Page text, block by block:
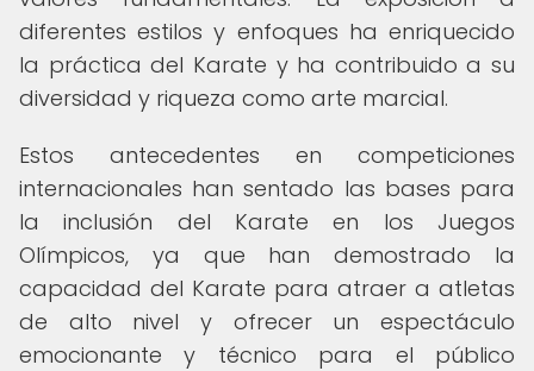
diferentes estilos y enfoques ha enriquecido
la práctica del Karate y ha contribuido a su
diversidad y riqueza como arte marcial.
Estos antecedentes en competiciones
internacionales han sentado las bases para
la inclusión del Karate en los Juegos
Olímpicos, ya que han demostrado la
capacidad del Karate para atraer a atletas
de alto nivel y ofrecer un espectáculo
emocionante y técnico para el público